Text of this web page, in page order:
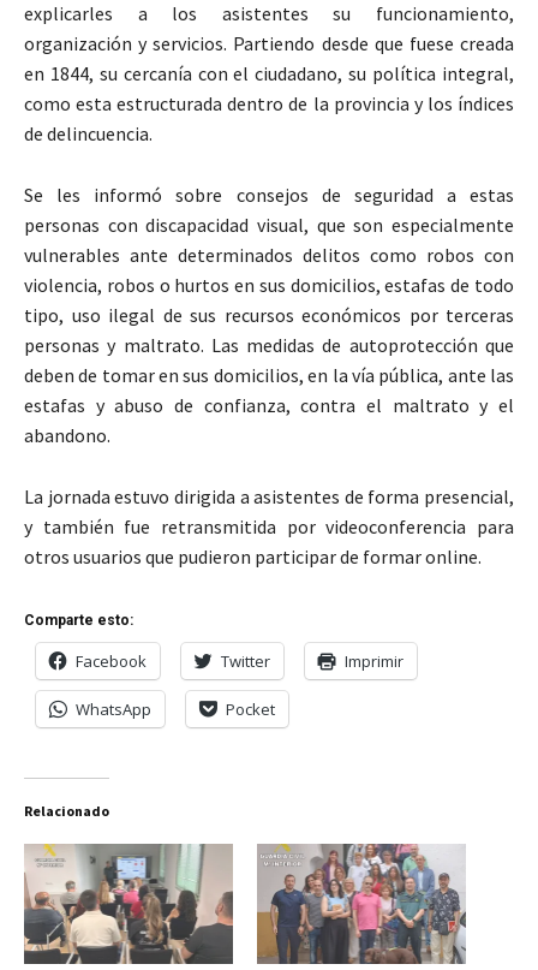
explicarles a los asistentes su funcionamiento,
organización y servicios. Partiendo desde que fuese creada
en 1844, su cercanía con el ciudadano, su política integral,
como esta estructurada dentro de la provincia y los índices
de delincuencia.
Se les informó sobre consejos de seguridad a estas
personas con discapacidad visual, que son especialmente
vulnerables ante determinados delitos como robos con
violencia, robos o hurtos en sus domicilios, estafas de todo
tipo, uso ilegal de sus recursos económicos por terceras
personas y maltrato. Las medidas de autoprotección que
deben de tomar en sus domicilios, en la vía pública, ante las
estafas y abuso de confianza, contra el maltrato y el
abandono.
La jornada estuvo dirigida a asistentes de forma presencial,
y también fue retransmitida por videoconferencia para
otros usuarios que pudieron participar de formar online.
Comparte esto:
Facebook Twitter Imprimir
WhatsApp Pocket
Relacionado